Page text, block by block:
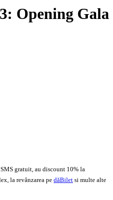
Opening Gala
gratuit, au discount 10% la
la revânzarea pe dăBilet si multe alte